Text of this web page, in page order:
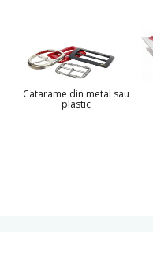
Catarame din metal sau
plastic